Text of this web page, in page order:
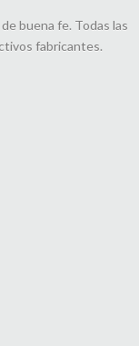
buena fe. Todas las
fabricantes.